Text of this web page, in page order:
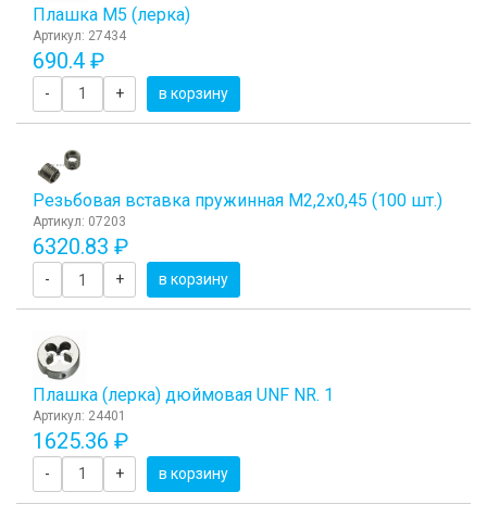
Плашка М5 (лерка)
Артикул: 27434
690.4 ₽
- + в корзину
Резьбовая вставка пружинная M2,2x0,45 (100 шт.)
Артикул: 07203
6320.83 ₽
- + в корзину
Плашка (лерка) дюймовая UNF NR. 1
Артикул: 24401
1625.36 ₽
- + в корзину